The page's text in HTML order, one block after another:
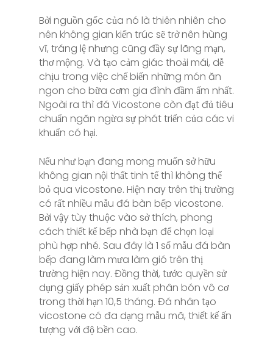
Bởi nguồn gốc của nó là thiên nhiên cho
nên không gian kiến trúc sẽ trở nên hùng
vĩ, tráng lệ nhưng cũng đầy sự lãng mạn,
thơ mộng. Và tạo cảm giác thoải mái, dễ
chịu trong việc chế biến những món ăn
ngon cho bữa cơm gia đình đầm ấm nhất.
Ngoài ra thì đá Vicostone còn đạt đủ tiêu
chuẩn ngăn ngừa sự phát triển của các vi
khuẩn có hại.
Nếu như bạn đang mong muốn sở hữu
không gian nội thất tinh tế thì không thể
bỏ qua vicostone. Hiện nay trên thị trường
có rất nhiều mẫu đá bàn bếp vicostone.
Bởi vậy tùy thuộc vào sở thích, phong
cách thiết kế bếp nhà bạn để chọn loại
phù hợp nhé. Sau đây là 1 số mẫu đá bàn
bếp đang làm mưa làm gió trên thị
trường hiện nay. Đồng thời, tước quyền sử
dụng giấy phép sản xuất phân bón vô cơ
trong thời hạn 10,5 tháng. Đá nhân tạo
vicostone có đa dạng mẫu mã, thiết kế ấn
tượng với độ bền cao.